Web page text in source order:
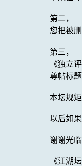
第二，
您把被
第三，
《独立
尊帖标
本坛规
以后如
谢谢光临
《江湖